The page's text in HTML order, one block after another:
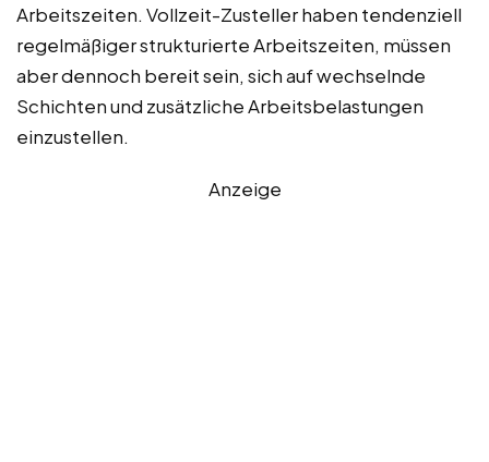
Arbeitszeiten. Vollzeit-Zusteller haben tendenziell
regelmäßiger strukturierte Arbeitszeiten, müssen
aber dennoch bereit sein, sich auf wechselnde
Schichten und zusätzliche Arbeitsbelastungen
einzustellen.
Anzeige